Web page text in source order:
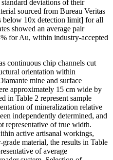
deviations of their
sourced from Bureau Veritas
below 10x detection limit] for all
showed an average pair
for Au, within industry-accepted
continuous chip channels cut
orientation within
mine and surface
approximately 15 cm wide by
in Table 2 represent sample
of mineralization relative
independently determined, and
representative of true width.
active artisanal workings,
material, the results in Table
of average